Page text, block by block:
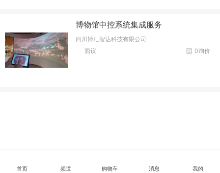
博物馆中控系统集成服务
四川博汇智达科技有限公司
0询价
面议
首页 频道 购物车 消息 我的